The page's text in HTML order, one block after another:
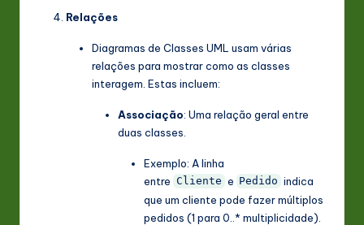
Relações
Diagramas de Classes UML usam várias
relações para mostrar como as classes
interagem. Estas incluem:
Associação: Uma relação geral entre
duas classes.
Exemplo: A linha
entre Cliente e Pedido indica
que um cliente pode fazer múltiplos
pedidos (1 para 0..* multiplicidade).